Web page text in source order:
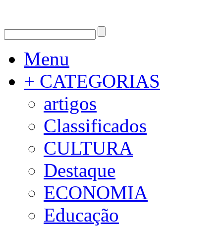
Menu
+ CATEGORIAS
artigos
Classificados
CULTURA
Destaque
ECONOMIA
Educação